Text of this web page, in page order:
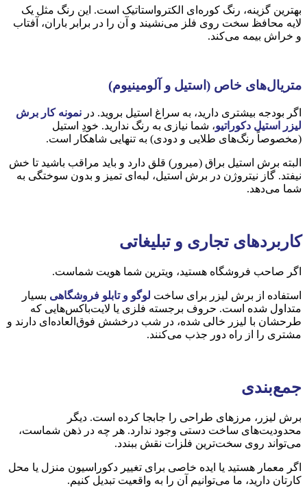
بهترین گزینه، رنگ کوره‌ای الکترواستاتیک است. این رنگ مثل یک
لایه محافظ سخت روی فلز می‌نشیند و آن را در برابر باران، آفتاب
و خراش بیمه می‌کند.
متریال‌های خاص (استیل و آلومینیوم)
اگر بودجه بیشتری دارید، به سراغ استیل بروید. در نمونه کار برش
لیزر استیل دکوراتیو، شما نیازی به رنگ ندارید. خودِ استیل
(مخصوصاً رنگ‌های طلایی و دودی) به تنهایی شاهکار است.
البته برش استیل براق (میرور) قلق دارد و باید مراقب باشید تا خش
نیفتد. گاز نیتروژن در برش استیل، لبه‌ای تمیز و بدون سوختگی به
شما می‌دهد.
کاربردهای تجاری و تبلیغاتی
اگر صاحب فروشگاه هستید، ویترین شما هویت شماست.
استفاده از برش لیزر برای ساخت لوگو و تابلو فروشگاهی بسیار
متداول شده است. حروف برجسته فلزی یا لایت‌باکس‌هایی که
طرحشان با لیزر خالی شده، در شب درخشش فوق‌العاده‌ای دارند و
مشتری را از راه دور جذب می‌کنند.
جمع‌بندی
برش لیزر، مرزهای طراحی را جابجا کرده است. دیگر
محدودیت‌های ساخت دستی وجود ندارد. هر چه در ذهن شماست،
می‌تواند روی سخت‌ترین فلزات نقش ببندد.
اگر معمار هستید یا ایده خاصی برای تغییر دکوراسیون منزل یا محل
کارتان دارید، ما می‌توانیم آن را به واقعیت تبدیل کنیم.